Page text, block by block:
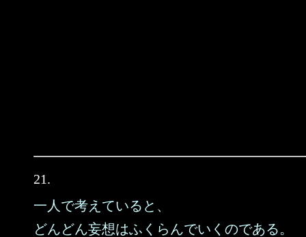
21.
一人で考えていると、
どんどん妄想はふくらんでいくのである。